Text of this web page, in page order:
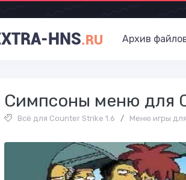
HNS.RU Архив
Симпсоны меню для
Всё для Counter Strike 1.6 / Меню игры для